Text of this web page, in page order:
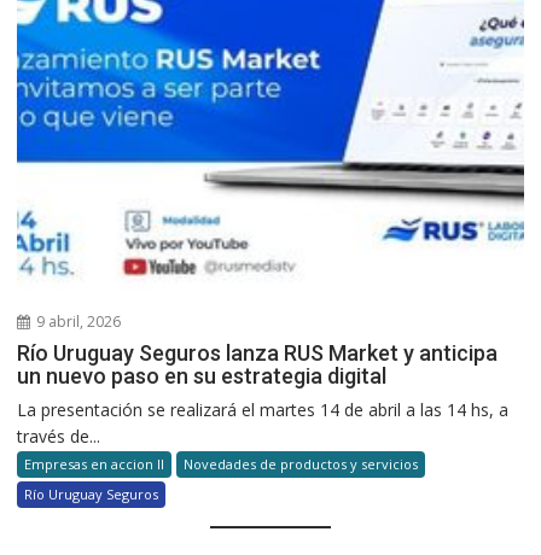
9 abril, 2026
Río Uruguay Seguros lanza RUS Market y anticipa
un nuevo paso en su estrategia digital
La presentación se realizará el martes 14 de abril a las 14 hs, a
través de...
Empresas en accion II
Novedades de productos y servicios
Río Uruguay Seguros